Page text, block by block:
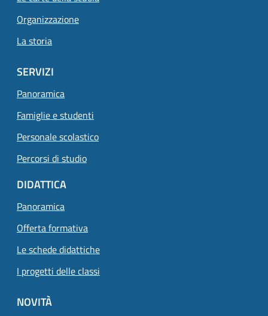
Organizzazione
La storia
SERVIZI
Panoramica
Famiglie e studenti
Personale scolastico
Percorsi di studio
DIDATTICA
Panoramica
Offerta formativa
Le schede didattiche
I progetti delle classi
NOVITÀ